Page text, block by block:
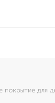
покрытие для